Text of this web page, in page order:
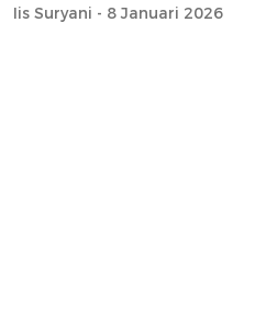
Iis Suryani - 8 Januari 2026